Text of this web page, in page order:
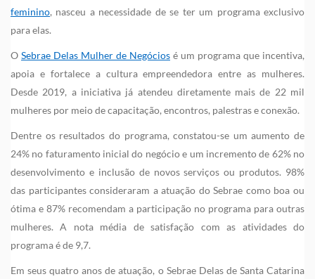
feminino, nasceu a necessidade de se ter um programa exclusivo
para elas.
O Sebrae Delas Mulher de Negócios é um programa que incentiva,
apoia e fortalece a cultura empreendedora entre as mulheres.
Desde 2019, a iniciativa já atendeu diretamente mais de 22 mil
mulheres por meio de capacitação, encontros, palestras e conexão.
Dentre os resultados do programa, constatou-se um aumento de
24% no faturamento inicial do negócio e um incremento de 62% no
desenvolvimento e inclusão de novos serviços ou produtos. 98%
das participantes consideraram a atuação do Sebrae como boa ou
ótima e 87% recomendam a participação no programa para outras
mulheres. A nota média de satisfação com as atividades do
programa é de 9,7.
Em seus quatro anos de atuação, o Sebrae Delas de Santa Catarina